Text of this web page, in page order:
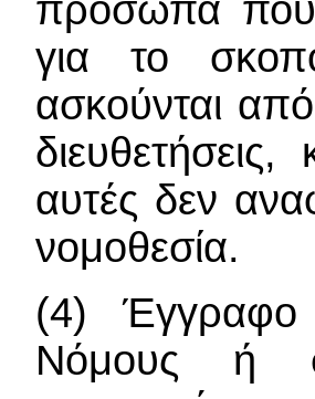
πρόσωπα που
για το
ασκούνται
αυτές δεν
νομοθεσία.
(4) Έγγραφο
Νόμους ή